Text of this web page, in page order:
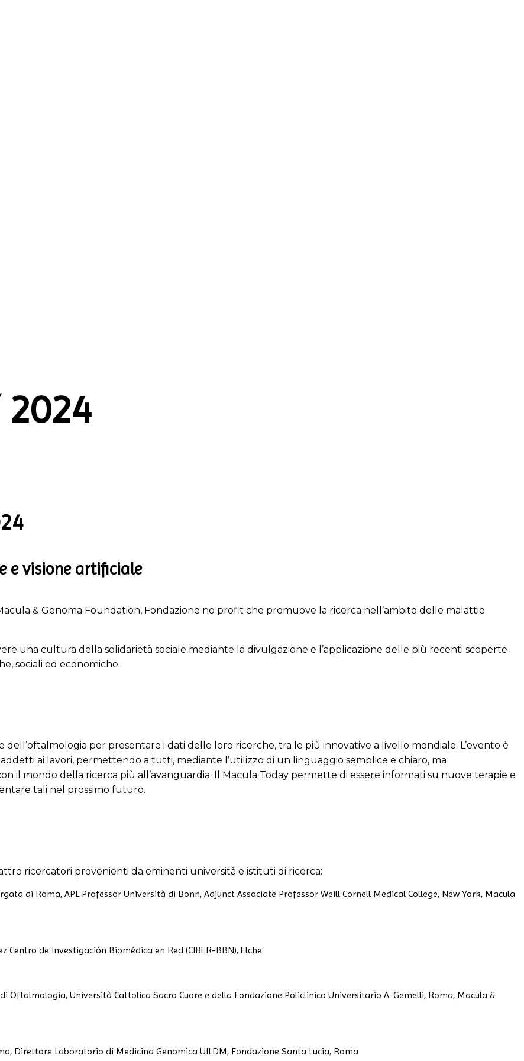
2024
e visione artificiale
& Genoma Foundation, Fondazione no profit che promuove la ricerca nell’ambito delle malattie
una cultura della solidarietà sociale mediante la divulgazione e l’applicazione delle più recenti scoperte
sociali ed economiche.
per presentare i dati delle loro ricerche, tra le più innovative a livello mondiale. L’evento è
ai lavori, permettendo a tutti, mediante l’utilizzo di un linguaggio semplice e chiaro, ma
il mondo della ricerca più all’avanguardia. Il Macula Today permette di essere informati su nuove terapie e
tali nel prossimo futuro.
ricercatori provenienti da eminenti università e istituti di ricerca:
di Roma, APL Professor Università di Bonn, Adjunct Associate Professor Weill Cornell Medical College, New York, Macula
de Investigación Biomédica en Red (CIBER-BBN), Elche
Oftalmologia, Università Cattolica Sacro Cuore e della Fondazione Policlinico Universitario A. Gemelli, Roma, Macula &
Direttore Laboratorio di Medicina Genomica UILDM, Fondazione Santa Lucia, Roma